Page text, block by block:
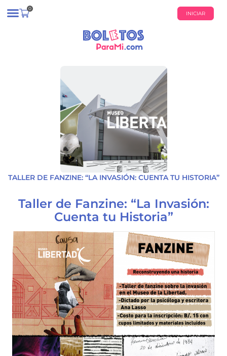
0
INICIAR
TALLER DE FANZINE: “LA INVASIÓN: CUENTA TU HISTORIA”
Taller de Fanzine: “La Invasión:
Cuenta tu Historia”